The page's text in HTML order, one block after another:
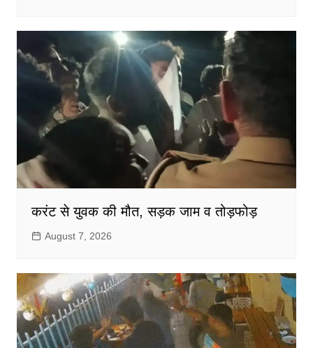
करंट से युवक की मौत, सड़क जाम व तोड़फोड़
August 7, 2026